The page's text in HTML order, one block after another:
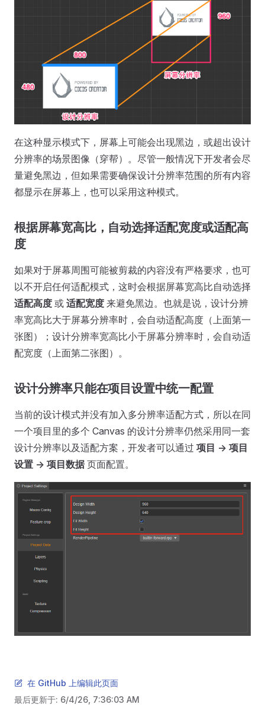
在这种显示模式下，屏幕上可能会出现黑边，或超出设计
分辨率的场景图像（穿帮）。尽管一般情况下开发者会尽
量避免黑边，但如果需要确保设计分辨率范围的所有内容
都显示在屏幕上，也可以采用这种模式。
根据屏幕宽高比，自动选择适配宽度或适配高
度
如果对于屏幕周围可能被剪裁的内容没有严格要求，也可
以不开启任何适配模式，这时会根据屏幕宽高比自动选择
适配高度 或 适配宽度 来避免黑边。也就是说，设计分辨
率宽高比大于屏幕分辨率时，会自动适配高度（上面第一
张图）；设计分辨率宽高比小于屏幕分辨率时，会自动适
配宽度（上面第二张图）。
设计分辨率只能在项目设置中统一配置
当前的设计模式并没有加入多分辨率适配方式，所以在同
一个项目里的多个 Canvas 的设计分辨率仍然采用同一套
设计分辨率以及适配方案，开发者可以通过 项目 -> 项目
设置 -> 项目数据页面配置。
在 GitHub 上编辑此页面
最后更新于: 6/4/26, 7:36:03 AM